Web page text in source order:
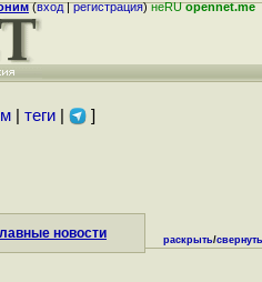
(вход|регистрация)неRUopennet.me
| теги| ]
новости раскрыть/свернуть